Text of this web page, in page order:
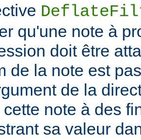
qu'une note à
doit être
de la note est
de la
note à des
sa valeur